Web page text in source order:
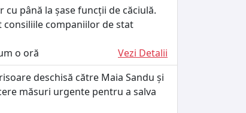
până la șase funcții de căciulă.
consiliile companiilor de stat
o oră
Vezi Detalii
deschisă către Maia Sandu și
măsuri urgente pentru a salva